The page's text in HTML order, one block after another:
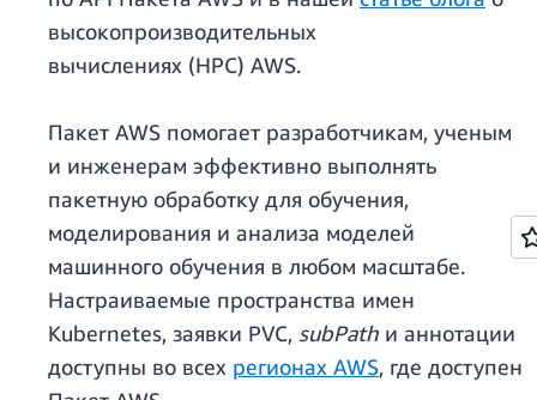
высокопроизводительных
вычислениях (HPC) AWS.
Пакет AWS помогает разработчикам, ученым
и инженерам эффективно выполнять
пакетную обработку для обучения,
моделирования и анализа моделей
машинного обучения в любом масштабе.
Настраиваемые пространства имен
Kubernetes, заявки PVC, subPath и аннотации
доступны во всех регионах AWS, где доступен